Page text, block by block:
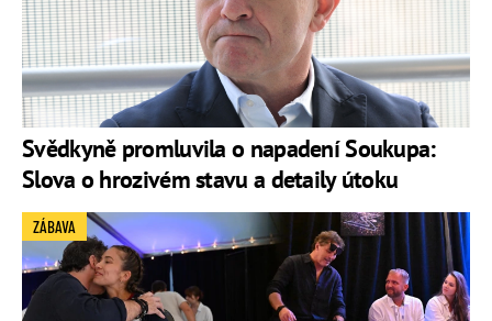
Svědkyně promluvila o napadení Soukupa:
Slova o hrozivém stavu a detaily útoku
ZÁBAVA